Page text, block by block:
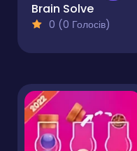
Brain Solve
0 (0 Голосів)